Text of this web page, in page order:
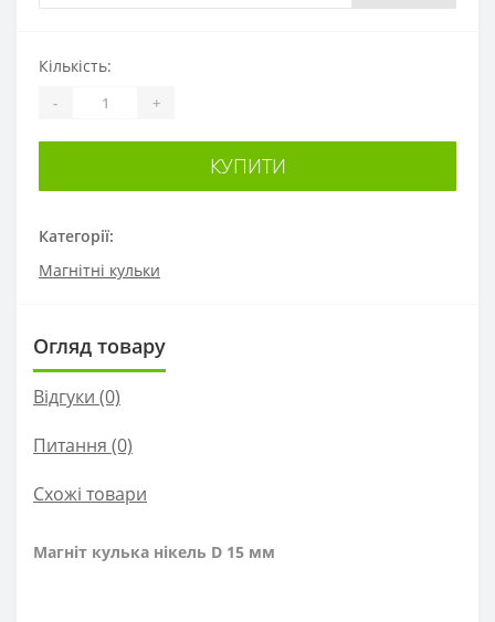
Категорії:
Магнітні кульки
Кількість:
- +
КУПИТИ
Огляд товару
Відгуки (0)
Питання (0)
Схожі товари
Магніт кулька нікель D 15 мм